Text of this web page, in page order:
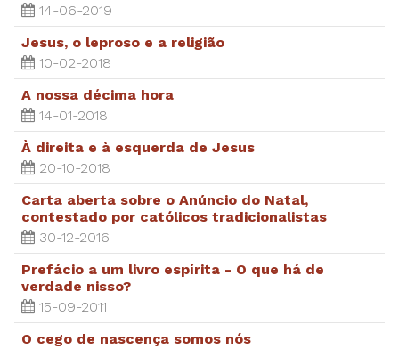
14-06-2019
Jesus, o leproso e a religião
10-02-2018
A nossa décima hora
14-01-2018
À direita e à esquerda de Jesus
20-10-2018
Carta aberta sobre o Anúncio do Natal,
contestado por católicos tradicionalistas
30-12-2016
Prefácio a um livro espírita - O que há de
verdade nisso?
15-09-2011
O cego de nascença somos nós